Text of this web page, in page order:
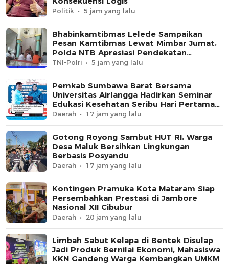
Politik 5 jam yang lalu
Bhabinkamtibmas Lelede Sampaikan
Pesan Kamtibmas Lewat Mimbar Jumat,
Polda NTB Apresiasi Pendekatan
Keagamaan
TNI-Polri 5 jam yang lalu
Pemkab Sumbawa Barat Bersama
Universitas Airlangga Hadirkan Seminar
Edukasi Kesehatan Seribu Hari Pertama
Kehidupan
Daerah 17 jam yang lalu
Gotong Royong Sambut HUT RI, Warga
Desa Maluk Bersihkan Lingkungan
Berbasis Posyandu
Daerah 17 jam yang lalu
Kontingen Pramuka Kota Mataram Siap
Persembahkan Prestasi di Jambore
Nasional XII Cibubur
Daerah 20 jam yang lalu
Limbah Sabut Kelapa di Bentek Disulap
Jadi Produk Bernilai Ekonomi, Mahasiswa
KKN Gandeng Warga Kembangkan UMKM